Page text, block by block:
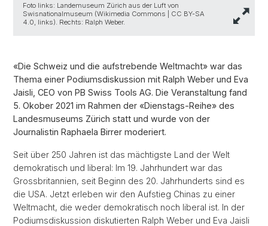
Foto links: Landemuseum Zürich aus der Luft von
Swisnationalmuseum (Wikimedia Commons | CC BY-SA
4.0, links). Rechts: Ralph Weber.
«Die Schweiz und die aufstrebende Weltmacht» war das
Thema einer Podiumsdiskussion mit Ralph Weber und Eva
Jaisli, CEO von PB Swiss Tools AG. Die Veranstaltung fand
5. Okober 2021 im Rahmen der «Dienstags-Reihe» des
Landesmuseums Zürich statt und wurde von der
Journalistin Raphaela Birrer moderiert.
Seit über 250 Jahren ist das mächtigste Land der Welt
demokratisch und liberal: Im 19. Jahrhundert war das
Grossbritannien, seit Beginn des 20. Jahrhunderts sind es
die USA. Jetzt erleben wir den Aufstieg Chinas zu einer
Weltmacht, die weder demokratisch noch liberal ist. In der
Podiumsdiskussion diskutierten Ralph Weber und Eva Jaisli